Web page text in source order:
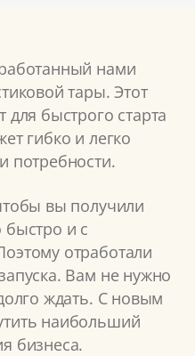
нами
тары. Этот
для быстрого старта
гибко и легко
потребности.
вы получили
быстро и с
отработали
Вам не нужно
ждать. С новым
наибольший
бизнеса.